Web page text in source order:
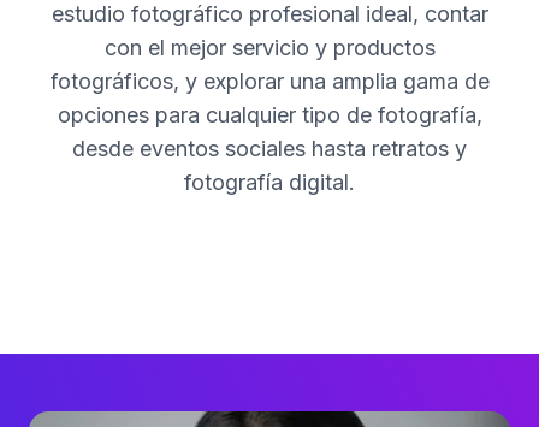
estudio fotográfico profesional ideal, contar
con el mejor servicio y productos
fotográficos, y explorar una amplia gama de
opciones para cualquier tipo de fotografía,
desde eventos sociales hasta retratos y
fotografía digital.